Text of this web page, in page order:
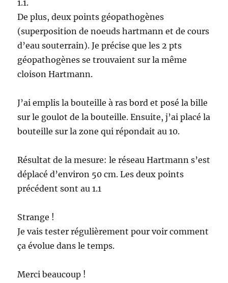
1.1.
De plus, deux points géopathogènes
(superposition de noeuds hartmann et de cours
d’eau souterrain). Je précise que les 2 pts
géopathogènes se trouvaient sur la même
cloison Hartmann.
J’ai emplis la bouteille à ras bord et posé la bille
sur le goulot de la bouteille. Ensuite, j’ai placé la
bouteille sur la zone qui répondait au 10.
Résultat de la mesure: le réseau Hartmann s’est
déplacé d’environ 50 cm. Les deux points
précédent sont au 1.1
Strange !
Je vais tester régulièrement pour voir comment
ça évolue dans le temps.
Merci beaucoup !